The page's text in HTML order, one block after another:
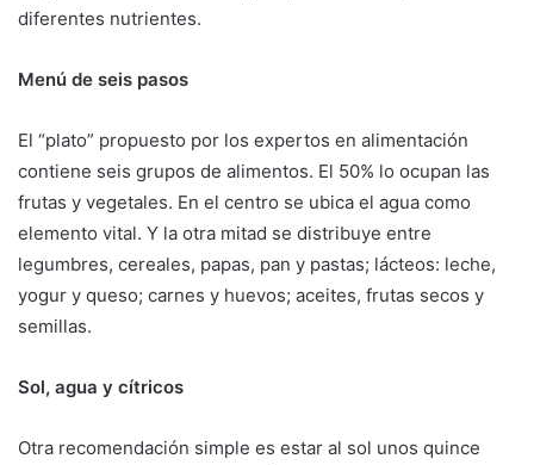
diferentes nutrientes.
Menú de seis pasos
El “plato” propuesto por los expertos en alimentación
contiene seis grupos de alimentos. El 50% lo ocupan las
frutas y vegetales. En el centro se ubica el agua como
elemento vital. Y la otra mitad se distribuye entre
legumbres, cereales, papas, pan y pastas; lácteos: leche,
yogur y queso; carnes y huevos; aceites, frutas secos y
semillas.
Sol, agua y cítricos
Otra recomendación simple es estar al sol unos quince